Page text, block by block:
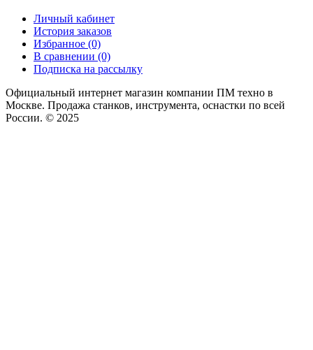
Личный кабинет
История заказов
Избранное (0)
В сравнении (0)
Подписка на рассылку
Официальный интернет магазин компании ПМ техно в
Москве. Продажа станков, инструмента, оснастки по всей
России. © 2025